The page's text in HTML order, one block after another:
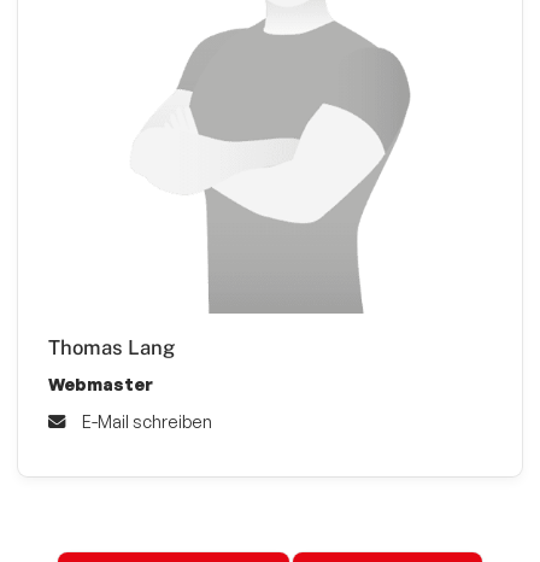
Thomas Lang
Webmaster
E-Mail schreiben